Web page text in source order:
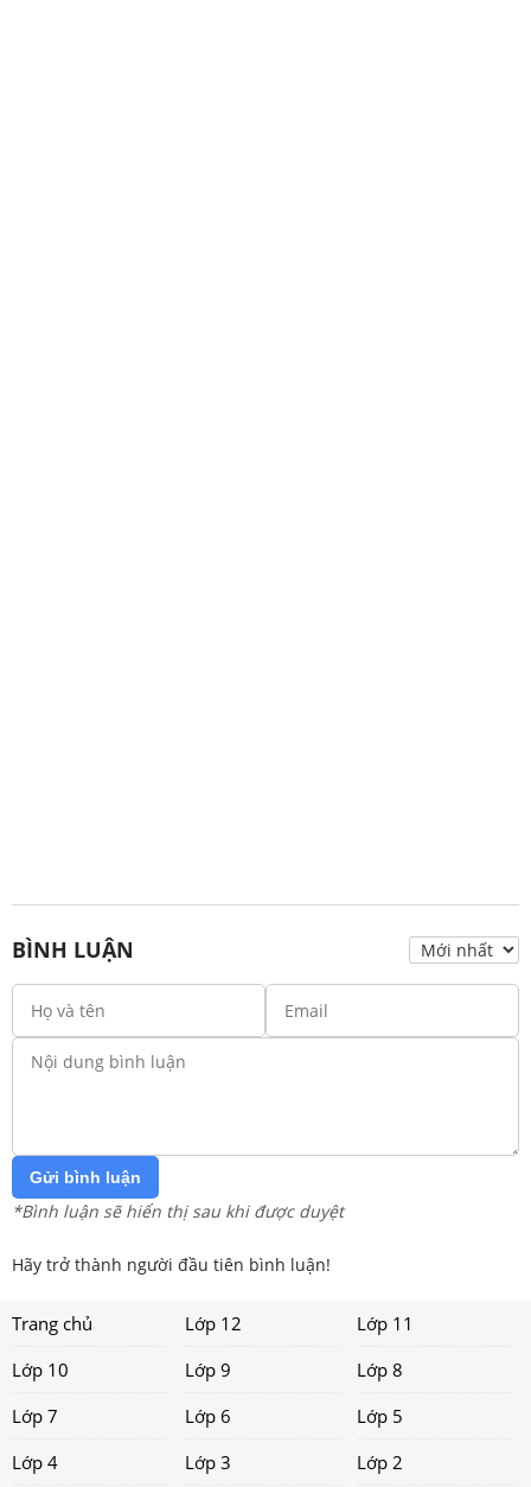
BÌNH LUẬN
Gửi bình luận
*Bình luận sẽ hiển thị sau khi được duyệt
Hãy trở thành người đầu tiên bình luận!
Trang chủ Lớp 12
Lớp 11
Lớp 10
Lớp 9
Lớp 8
Lớp 7
Lớp 6
Lớp 5
Lớp 4
Lớp 3 Lớp 2